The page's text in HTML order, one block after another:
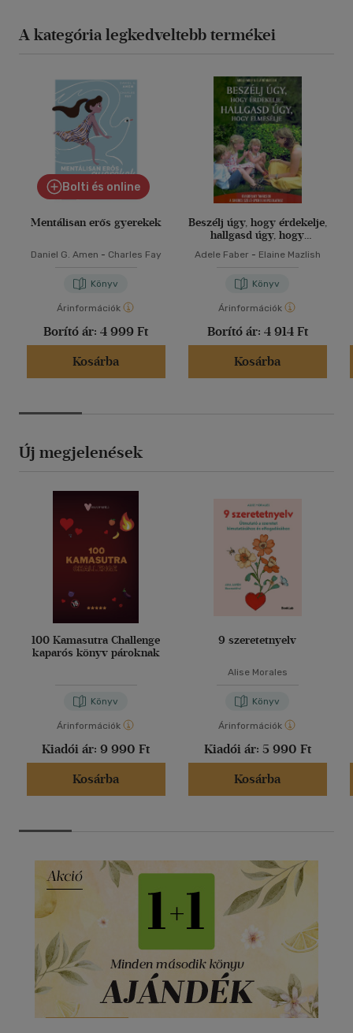
A kategória legkedveltebb termékei
Bolti és online
Mentálisan erős gyerekek
Daniel G. Amen - Charles Fay
Könyv
Árinformációk
Borító ár: 4 999 Ft
Kosárba
Beszélj úgy, hogy érdekelje,
hallgasd úgy, hogy
Adele Faber - Elaine Mazlish
Könyv
Árinformációk
Borító ár: 4 914 Ft
Kosárba
Új megjelenések
100 Kamasutra Challenge
kaparós könyv pároknak
Könyv
Árinformációk
Kiadói ár: 9 990 Ft
Kosárba
9 szeretetnyelv
Alise Morales
Könyv
Árinformációk
Kiadói ár: 5 990 Ft
Kosárba